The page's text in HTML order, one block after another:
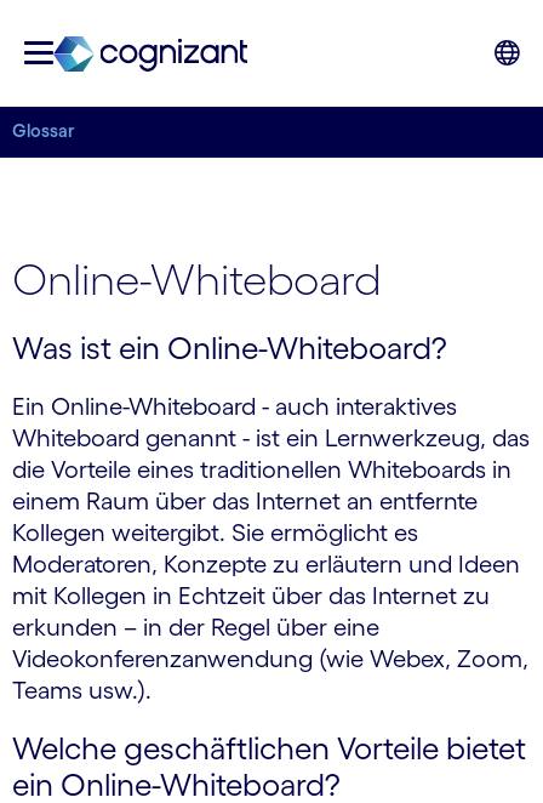
Glossar
Online-Whiteboard
Was ist ein Online-Whiteboard?
Ein Online-Whiteboard - auch interaktives
Whiteboard genannt - ist ein Lernwerkzeug, das
die Vorteile eines traditionellen Whiteboards in
einem Raum über das Internet an entfernte
Kollegen weitergibt. Sie ermöglicht es
Moderatoren, Konzepte zu erläutern und Ideen
mit Kollegen in Echtzeit über das Internet zu
erkunden – in der Regel über eine
Videokonferenzanwendung (wie Webex, Zoom,
Teams usw.).
Welche geschäftlichen Vorteile bietet
ein Online-Whiteboard?